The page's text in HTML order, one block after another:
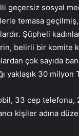
geçersiz sosyal
temasa
Şüpheli
belirli bir komite
çok sayıda
30 milyon
33 cep telefonu,
kişiler adına